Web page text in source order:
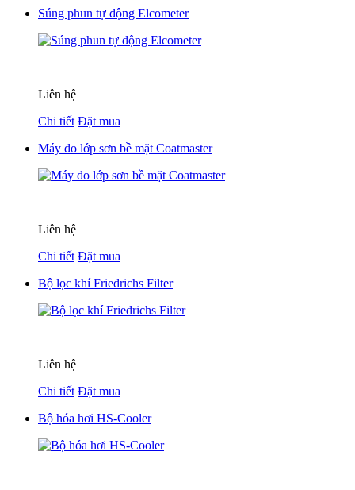
Súng phun tự động Elcometer
Liên hệ
Chi tiết Đặt mua
Máy đo lớp sơn bề mặt Coatmaster
Liên hệ
Chi tiết Đặt mua
Bộ lọc khí Friedrichs Filter
Liên hệ
Chi tiết Đặt mua
Bộ hóa hơi HS-Cooler